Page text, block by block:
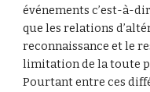
événements c’est-à-
que les relations
reconnaissance et le
limitation de la toute
Pourtant entre ces